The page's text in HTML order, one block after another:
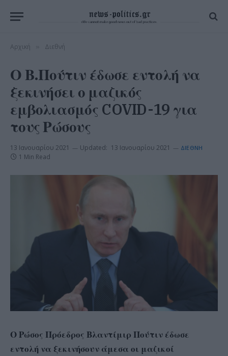
Αρχική Διεθνή
Ο Β.Πούτιν έδωσε εντολή να
ξεκινήσει ο μαζικός
εμβολιασμός COVID-19 για
τους Ρώσους
13 Ιανουαρίου 2021 Updated: 13 Ιανουαρίου 2021 ΔΙΕΘΝΉ
1 Min Read
Ο Ρώσος Πρόεδρος Βλαντίμιρ Πούτιν έδωσε
εντολή να ξεκινήσουν άμεσα οι μαζικοί